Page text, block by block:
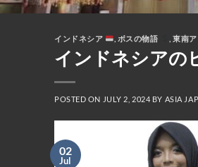
インドネシア ボスの物語 ,東南
インドネシアの
POSTED ON JULY 2, 2024 BY ASIA
02
Jul